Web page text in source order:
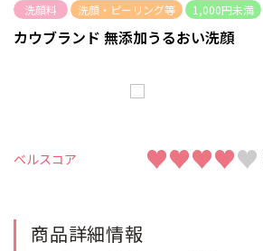
洗顔料 洗顔・ピーリング等 1,000円未満
カウブランド 無添加うるおい洗顔
ベルスコア ♥♥♥♥♥
♥♥♥♥♥
商品詳細情報